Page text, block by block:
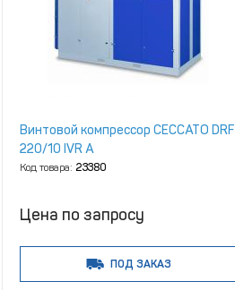
Винтовой компрессор CECCATO DRF
220/10 IVR A
Код товара: 23380
Цена по запросу
ПОД ЗАКАЗ